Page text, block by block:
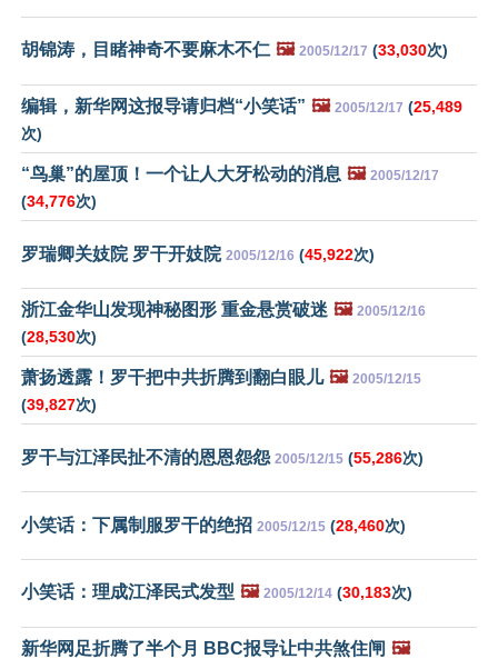
胡锦涛，目睹神奇不要麻木不仁 🖼️ 2005/12/17 (33,030次)
编辑，新华网这报导请归档“小笑话” 🖼️ 2005/12/17 (25,489
次)
“鸟巢”的屋顶！一个让人大牙松动的消息 🖼️ 2005/12/17
(34,776次)
罗瑞卿关妓院 罗干开妓院 2005/12/16 (45,922次)
浙江金华山发现神秘图形 重金悬赏破迷 🖼️ 2005/12/16
(28,530次)
萧扬透露！罗干把中共折腾到翻白眼儿 🖼️ 2005/12/15
(39,827次)
罗干与江泽民扯不清的恩恩怨怨 2005/12/15 (55,286次)
小笑话：下属制服罗干的绝招 2005/12/15 (28,460次)
小笑话：理成江泽民式发型 🖼️ 2005/12/14 (30,183次)
新华网足折腾了半个月 BBC报导让中共煞住闸 🖼️